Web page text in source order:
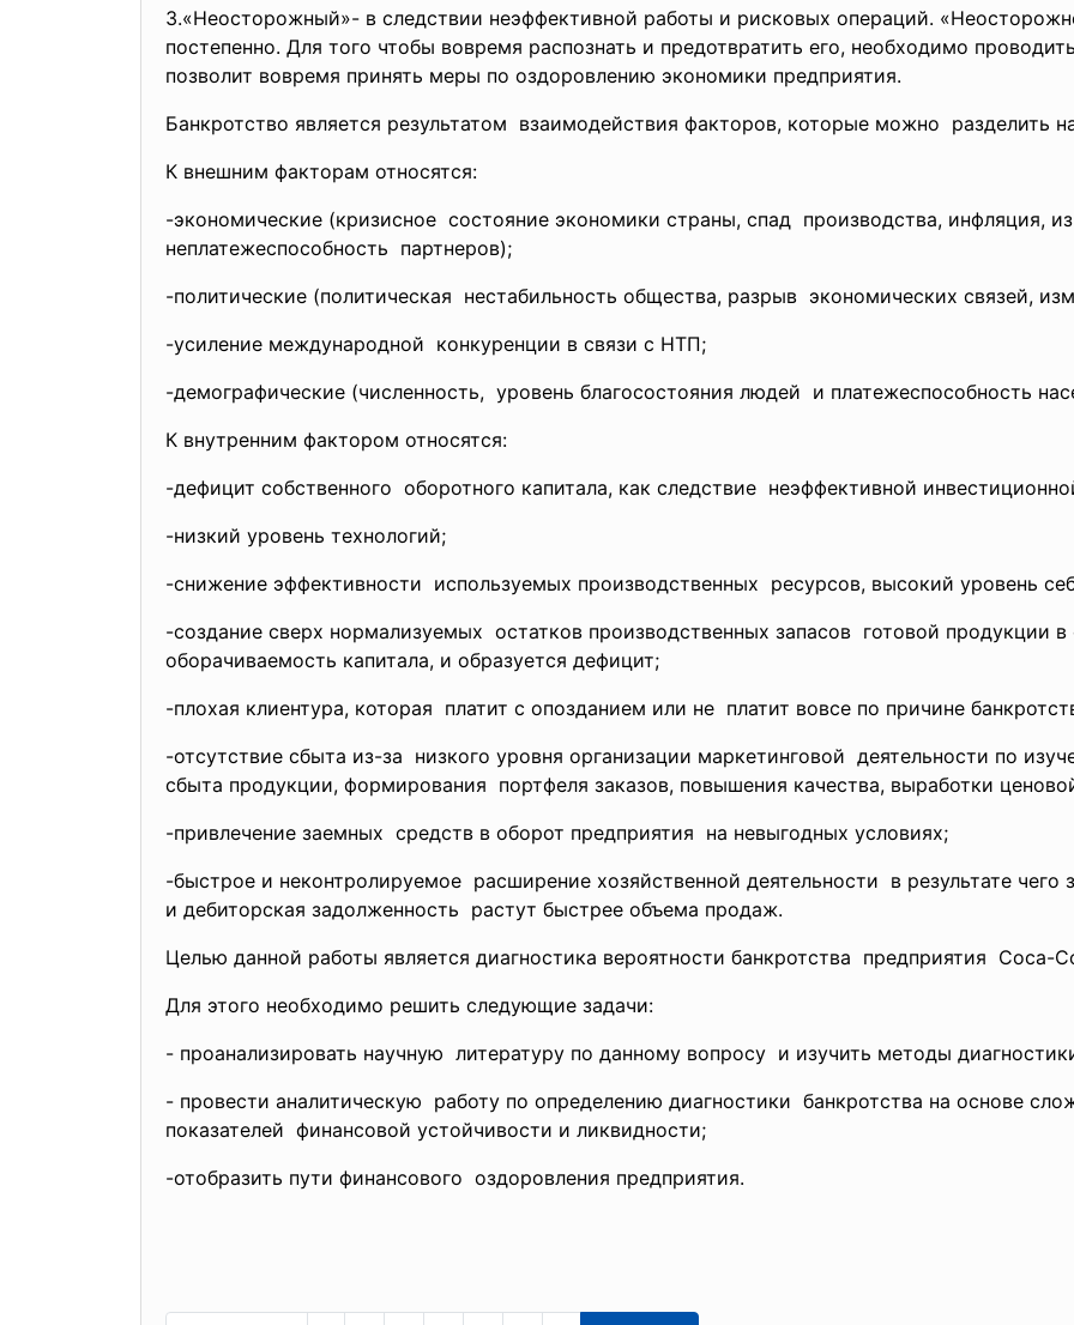
3.«Неосторожный»- в следствии неэффективной работы и рисковых операций.
постепенно. Для того чтобы вовремя распознать и предотвратить его, необходимо
позволит вовремя принять меры по оздоровлению экономики предприятия.
Банкротство является результатом взаимодействия факторов, которые можно разделить
К внешним факторам относятся:
-экономические (кризисное состояние экономики страны, спад производства, инфляция,
неплатежеспособность партнеров);
-политические (политическая нестабильность общества, разрыв экономических связей,
-усиление международной конкуренции в связи с НТП;
-демографические (численность, уровень благосостояния людей и платежеспособность
К внутренним фактором относятся:
-дефицит собственного оборотного капитала, как следствие неэффективной
-низкий уровень технологий;
-снижение эффективности используемых производственных ресурсов, высокий уровень
-создание сверх нормализуемых остатков производственных запасов готовой продукции в
оборачиваемость капитала, и образуется дефицит;
-плохая клиентура, которая платит с опозданием или не платит вовсе по причине
-отсутствие сбыта из-за низкого уровня организации маркетинговой деятельности по
сбыта продукции, формирования портфеля заказов, повышения качества, выработки
-привлечение заемных средств в оборот предприятия на невыгодных условиях;
-быстрое и неконтролируемое расширение хозяйственной деятельности в результате чего
и дебиторская задолженность растут быстрее объема продаж.
Целью данной работы является диагностика вероятности банкротства предприятия Coca-
Для этого необходимо решить следующие задачи:
- проанализировать научную литературу по данному вопросу и изучить методы
- провести аналитическую работу по определению диагностики банкротства на основе
показателей финансовой устойчивости и ликвидности;
-отобразить пути финансового оздоровления предприятия.